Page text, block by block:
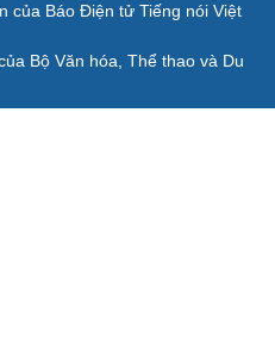
của Báo Điện tử Tiếng nói Việt
Bộ Văn hóa, Thể thao và Du